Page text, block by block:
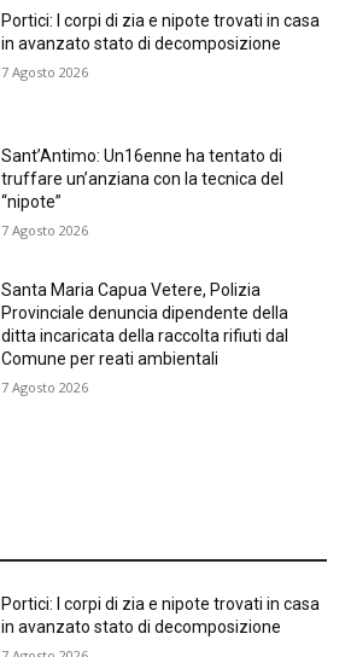
Portici: I corpi di zia e nipote trovati in casa
in avanzato stato di decomposizione
7 Agosto 2026
Sant’Antimo: Un16enne ha tentato di
truffare un’anziana con la tecnica del
“nipote”
7 Agosto 2026
Santa Maria Capua Vetere, Polizia
Provinciale denuncia dipendente della
ditta incaricata della raccolta rifiuti dal
Comune per reati ambientali
7 Agosto 2026
Portici: I corpi di zia e nipote trovati in casa
in avanzato stato di decomposizione